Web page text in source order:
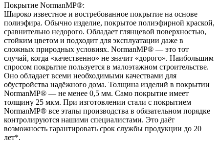
Покрытие NormanMP®:
Широко известное и востребованное покрытие на основе
полиэфира. Обычно изделие, покрытое полиэфирной краской,
сравнительно недорого. Обладает глянцевой поверхностью,
стойким цветом и подходит для эксплуатации даже в
сложных природных условиях. NormanMP® — это тот
случай, когда «качественно» не значит «дорого». Наибольшим
спросом покрытие пользуется в малоэтажном строительстве.
Оно обладает всеми необходимыми качествами для
обустройства надёжного дома. Толщина изделий в покрытии
NormanMP® — не менее 0,5 мм. Само покрытие имеет
толщину 25 мкм. При изготовлении стали с покрытием
NormanMP® все этапы производства в обязательном порядке
контролируются нашими специалистами. Это даёт
возможность гарантировать срок службы продукции до 20
лет*.